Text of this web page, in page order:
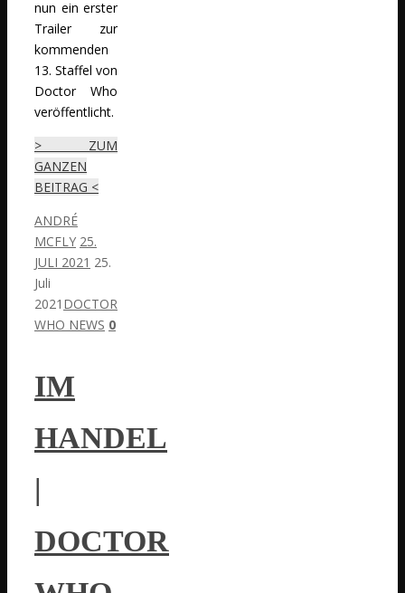
nun ein erster
Trailer zur
kommenden
13. Staffel von
Doctor Who
veröffentlicht.
> ZUM
GANZEN
BEITRAG <
ANDRÉ
MCFLY 25.
JULI 2021 25.
Juli
2021 DOCTOR
WHO NEWS 0
IM
HANDEL
|
DOCTOR